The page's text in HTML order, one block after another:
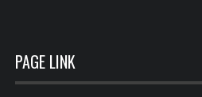
PAGE LINK